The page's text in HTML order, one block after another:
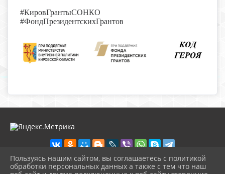
#КировГрантыСОНКО
#ФондПрезидентскихГрантов
Пользуясь нашим сайтом, вы соглашаетесь с политикой
обработки персональных данных а также с тем что наш